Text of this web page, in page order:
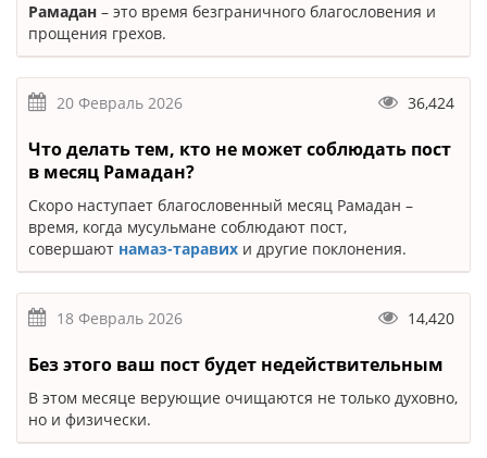
Рамадан – это время безграничного благословения и
прощения грехов.
20 Февраль 2026 36,424
Что делать тем, кто не может соблюдать пост
в месяц Рамадан?
Скоро наступает благословенный месяц Рамадан –
время, когда мусульмане соблюдают пост,
совершают намаз-таравих и другие поклонения.
18 Февраль 2026 14,420
Без этого ваш пост будет недействительным
В этом месяце верующие очищаются не только духовно,
но и физически.